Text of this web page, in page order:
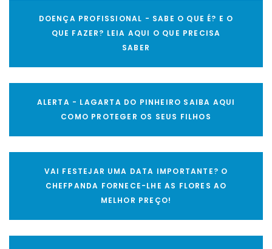
DOENÇA PROFISSIONAL - SABE O QUE É? E O
QUE FAZER? LEIA AQUI O QUE PRECISA
SABER
ALERTA - LAGARTA DO PINHEIRO SAIBA AQUI
COMO PROTEGER OS SEUS FILHOS
VAI FESTEJAR UMA DATA IMPORTANTE? O
CHEFPANDA FORNECE-LHE AS FLORES AO
MELHOR PREÇO!